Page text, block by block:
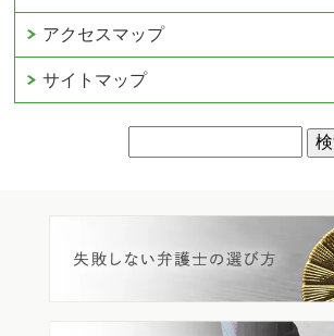
アクセスマップ
サイトマップ